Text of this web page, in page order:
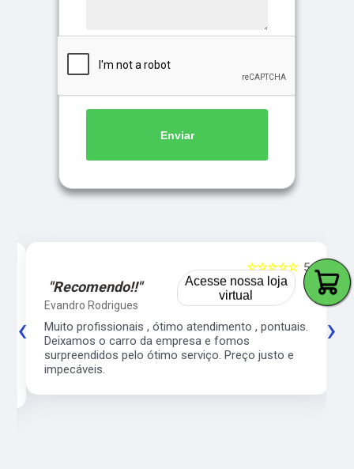
Enviar
5
☆☆☆☆☆
"Recomendo!!"
Evandro Rodrigues
Muito profissionais , ótimo atendimento , pontuais.
Deixamos o carro da empresa e fomos
surpreendidos pelo ótimo serviço. Preço justo e
impecáveis.
‹ ›
Acesse nossa loja
virtual